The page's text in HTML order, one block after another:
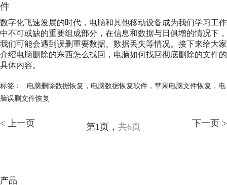
件
数字化飞速发展的时代，电脑和其他移动设备成为我们学习工作
中不可或缺的重要组成部分，在信息和数据与日俱增的情况下，
我们可能会遇到误删重要数据、数据丢失等情况。接下来给大家
介绍电脑删除的东西怎么找回，电脑如何找回彻底删除的文件的
具体内容。
标签： 电脑删除数据恢复 ， 电脑数据恢复软件， 苹果电脑文件恢复 ， 电
脑误删文件恢复
< 上一页 第1页， 共6页 下一页 >
产品